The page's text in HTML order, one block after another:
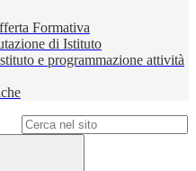
Formativa
di Istituto
e programmazione attività